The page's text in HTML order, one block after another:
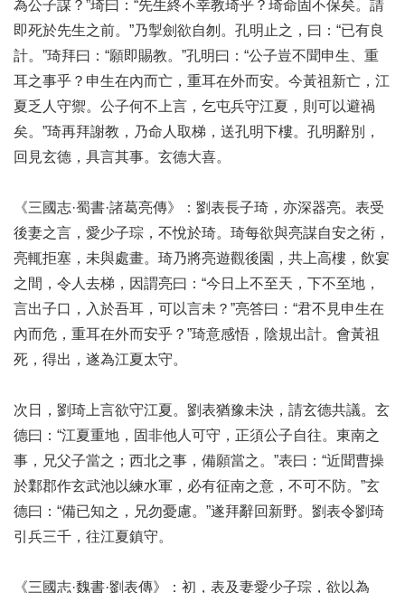
為公子謀？”琦曰：“先生終不幸教琦乎？琦命固不保矣。請
即死於先生之前。”乃掣劍欲自刎。孔明止之，曰：“已有良
計。”琦拜曰：“願即賜教。”孔明曰：“公子豈不聞申生、重
耳之事乎？申生在內而亡，重耳在外而安。今黃祖新亡，江
夏乏人守禦。公子何不上言，乞屯兵守江夏，則可以避禍
矣。”琦再拜謝教，乃命人取梯，送孔明下樓。孔明辭別，
回見玄德，具言其事。玄德大喜。
《三國志·蜀書·諸葛亮傳》：劉表長子琦，亦深器亮。表受
後妻之言，愛少子琮，不悅於琦。琦每欲與亮謀自安之術，
亮輒拒塞，未與處畫。琦乃將亮遊觀後園，共上高樓，飲宴
之間，令人去梯，因謂亮曰：“今日上不至天，下不至地，
言出子口，入於吾耳，可以言未？”亮答曰：“君不見申生在
內而危，重耳在外而安乎？”琦意感悟，陰規出計。會黃祖
死，得出，遂為江夏太守。
次日，劉琦上言欲守江夏。劉表猶豫未決，請玄德共議。玄
德曰：“江夏重地，固非他人可守，正須公子自往。東南之
事，兄父子當之；西北之事，備願當之。”表曰：“近聞曹操
於鄴郡作玄武池以練水軍，必有征南之意，不可不防。”玄
德曰：“備已知之，兄勿憂慮。”遂拜辭回新野。劉表令劉琦
引兵三千，往江夏鎮守。
《三國志·魏書·劉表傳》：初，表及妻愛少子琮，欲以為